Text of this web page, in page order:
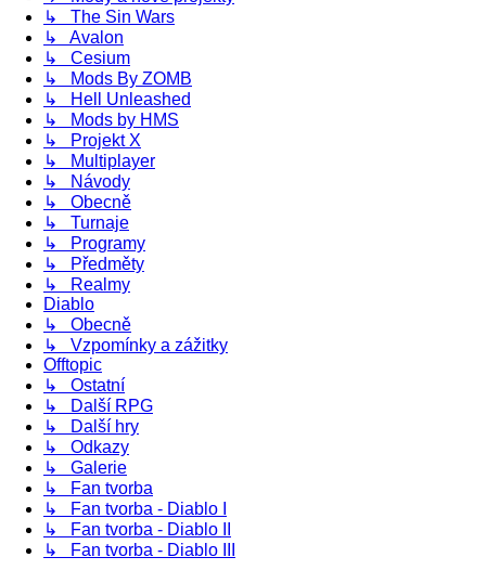
↳ The Sin Wars
↳ Avalon
↳ Cesium
↳ Mods By ZOMB
↳ Hell Unleashed
↳ Mods by HMS
↳ Projekt X
↳ Multiplayer
↳ Návody
↳ Obecně
↳ Turnaje
↳ Programy
↳ Předměty
↳ Realmy
Diablo
↳ Obecně
↳ Vzpomínky a zážitky
Offtopic
↳ Ostatní
↳ Další RPG
↳ Další hry
↳ Odkazy
↳ Galerie
↳ Fan tvorba
↳ Fan tvorba - Diablo I
↳ Fan tvorba - Diablo II
↳ Fan tvorba - Diablo III